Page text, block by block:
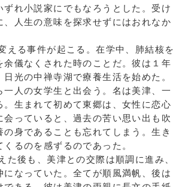
ずれ小説家にでもなろうとした。受け
、人生の意味を探求せずにはおれなか
る事件が起こる。在学中、肺結核を
余儀なくされた時のことだ。彼は１年
光の中禅寺湖で療養生活を始めた。
一人の女学生と出会う。名は美津、一
。生まれて初めて東郷は、女性に恋心
会っていると、過去の苦い思い出も吹
の身であることも忘れてしまう。生き
るのを感ずるのであった。
後も、美津との交際は順調に進み、
になっていた。全てが順風満帆、後は